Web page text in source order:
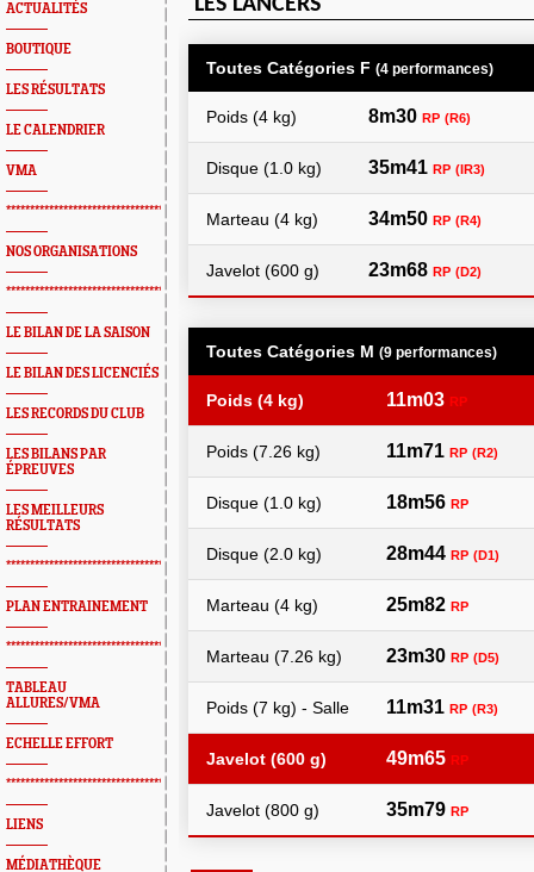
ACTUALITÉS
BOUTIQUE
LES RÉSULTATS
LE CALENDRIER
VMA
*************************************************
NOS ORGANISATIONS
*************************************************
LE BILAN DE LA SAISON
LE BILAN DES LICENCIÉS
LES RECORDS DU CLUB
LES BILANS PAR
ÉPREUVES
LES MEILLEURS
RÉSULTATS
*************************************************
PLAN ENTRAINEMENT
*************************************************
TABLEAU
ALLURES/VMA
ECHELLE EFFORT
*************************************************
LIENS
MÉDIATHÈQUE